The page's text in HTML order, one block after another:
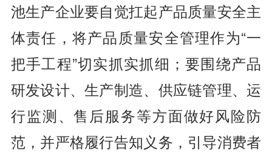
池生产企业要自觉扛起产品质量安全主
体责任，将产品质量安全管理作为“一
把手工程”切实抓实抓细；要围绕产品
研发设计、生产制造、供应链管理、运
行监测、售后服务等方面做好风险防
范，并严格履行告知义务，引导消费者